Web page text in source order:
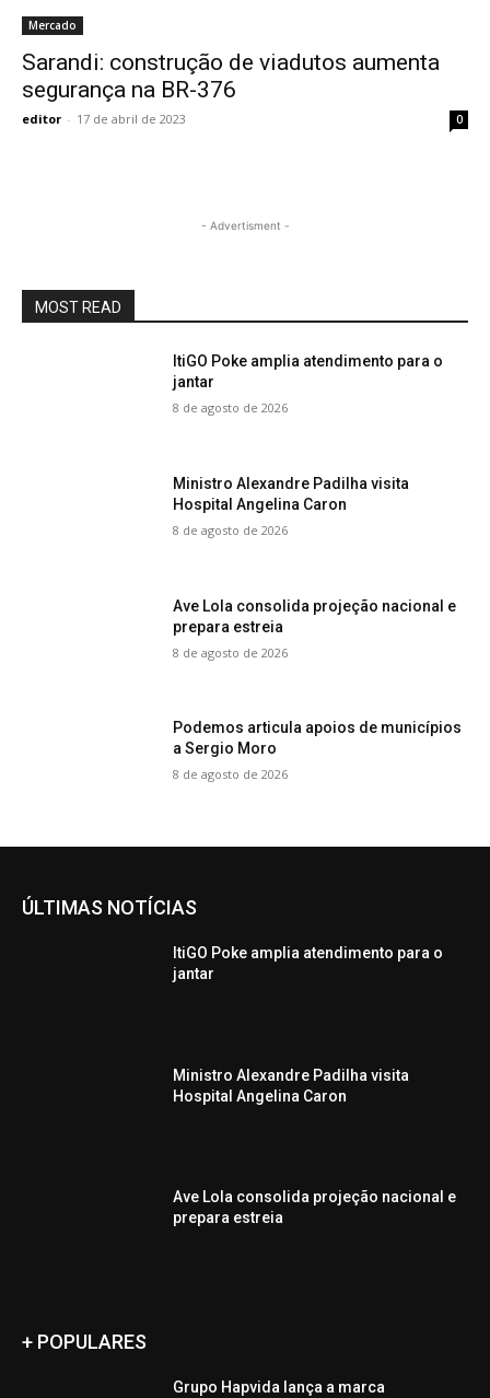
Mercado
Sarandi: construção de viadutos aumenta
segurança na BR-376
editor - 17 de abril de 2023 0
- Advertisment -
MOST READ
ItiGO Poke amplia atendimento para o
jantar
8 de agosto de 2026
Ministro Alexandre Padilha visita
Hospital Angelina Caron
8 de agosto de 2026
Ave Lola consolida projeção nacional e
prepara estreia
8 de agosto de 2026
Podemos articula apoios de municípios
a Sergio Moro
8 de agosto de 2026
ÚLTIMAS NOTÍCIAS
ItiGO Poke amplia atendimento para o
jantar
Ministro Alexandre Padilha visita
Hospital Angelina Caron
Ave Lola consolida projeção nacional e
prepara estreia
+ POPULARES
Grupo Hapvida lança a marca